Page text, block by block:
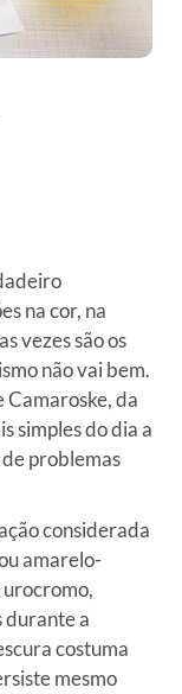
na cor, na
vezes são os
não vai bem.
Camaroske, da
simples do dia a
problemas
considerada
amarelo-
urocromo,
durante a
costuma
mesmo